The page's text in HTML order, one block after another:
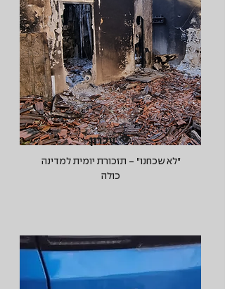
👁️ זיכרון
"לא שכחנו" - תזכורת יומית למדינה
כולה